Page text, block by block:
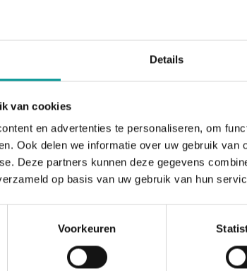
Details
van cookies
en advertenties te personaliseren, om
Ook delen we informatie over uw gebruik van
Deze partners kunnen deze gegevens
op basis van uw gebruik van hun
Voorkeuren
KILOMETERSTAND